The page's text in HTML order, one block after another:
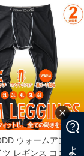
ウォームアンダー
レギンス コンプレ